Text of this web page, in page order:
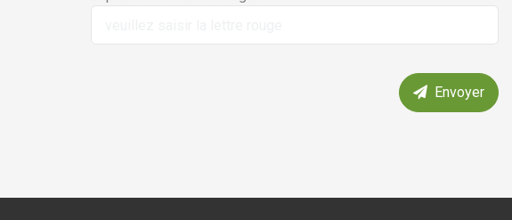
Envoyer